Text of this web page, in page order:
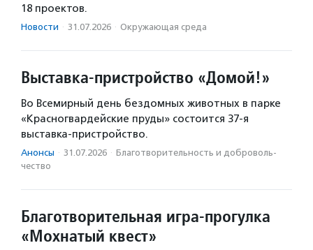
18 проектов.
Новости · 31.07.2026 · Окружающая среда
Выставка-пристройство «Домой!»
Во Всемирный день бездомных животных в парке
«Красногвардейские пруды» состоится 37-я
выставка-пристройство.
Анонсы · 31.07.2026 · Благотвори­тель­ность и доброволь­
чест­во
Благотворительная игра-прогулка
«Мохнатый квест»